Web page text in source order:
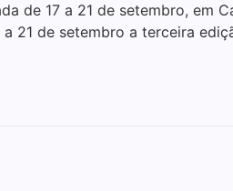
de 17 a 21 de setembro, em
a 21 de setembro a terceira